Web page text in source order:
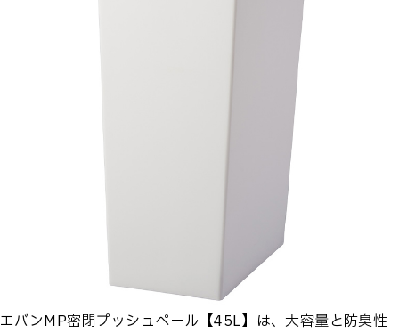
エバンMP密閉プッシュペール【45L】は、大容量と防臭性